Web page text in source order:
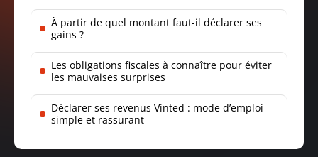
À partir de quel montant faut-il déclarer ses
gains ?
Les obligations fiscales à connaître pour éviter
les mauvaises surprises
Déclarer ses revenus Vinted : mode d’emploi
simple et rassurant